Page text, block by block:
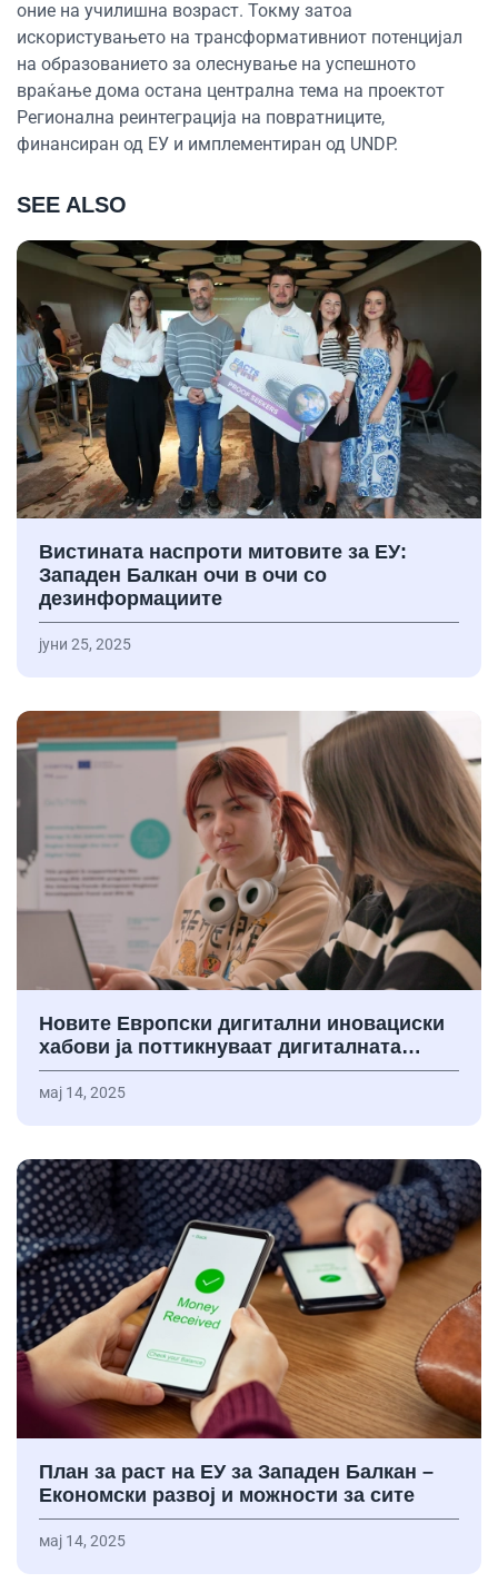
оние на училишна возраст. Токму затоа
искористувањето на трансформативниот потенцијал
на образованието за олеснување на успешното
враќање дома остана централна тема на проектот
Регионална реинтеграција на повратниците,
финансиран од ЕУ и имплементиран од UNDP.
SEE ALSO
Вистината наспроти митовите за ЕУ:
Западен Балкан очи в очи со
дезинформациите
јуни 25, 2025
Новите Европски дигитални иновациски
хабови ја поттикнуваат дигиталната…
мај 14, 2025
План за раст на ЕУ за Западен Балкан –
Економски развој и можности за сите
мај 14, 2025